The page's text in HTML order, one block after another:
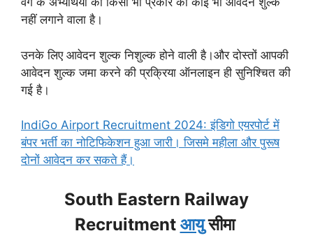
नहीं लगाने वाला है।
उनके लिए आवेदन शुल्क निशुल्क होने वाली है।और दोस्तों आपकी
आवेदन शुल्क जमा करने की प्रक्रिया ऑनलाइन ही सुनिश्चित की
गई है।
IndiGo Airport Recruitment 2024: इंडिगो एयरपोर्ट में
बंपर भर्ती का नोटिफिकेशन हुआ जारी। जिसमे महीला और पुरूष
दोनों आवेदन कर सकते हैं।
South Eastern Railway
Recruitment आयुसीमा